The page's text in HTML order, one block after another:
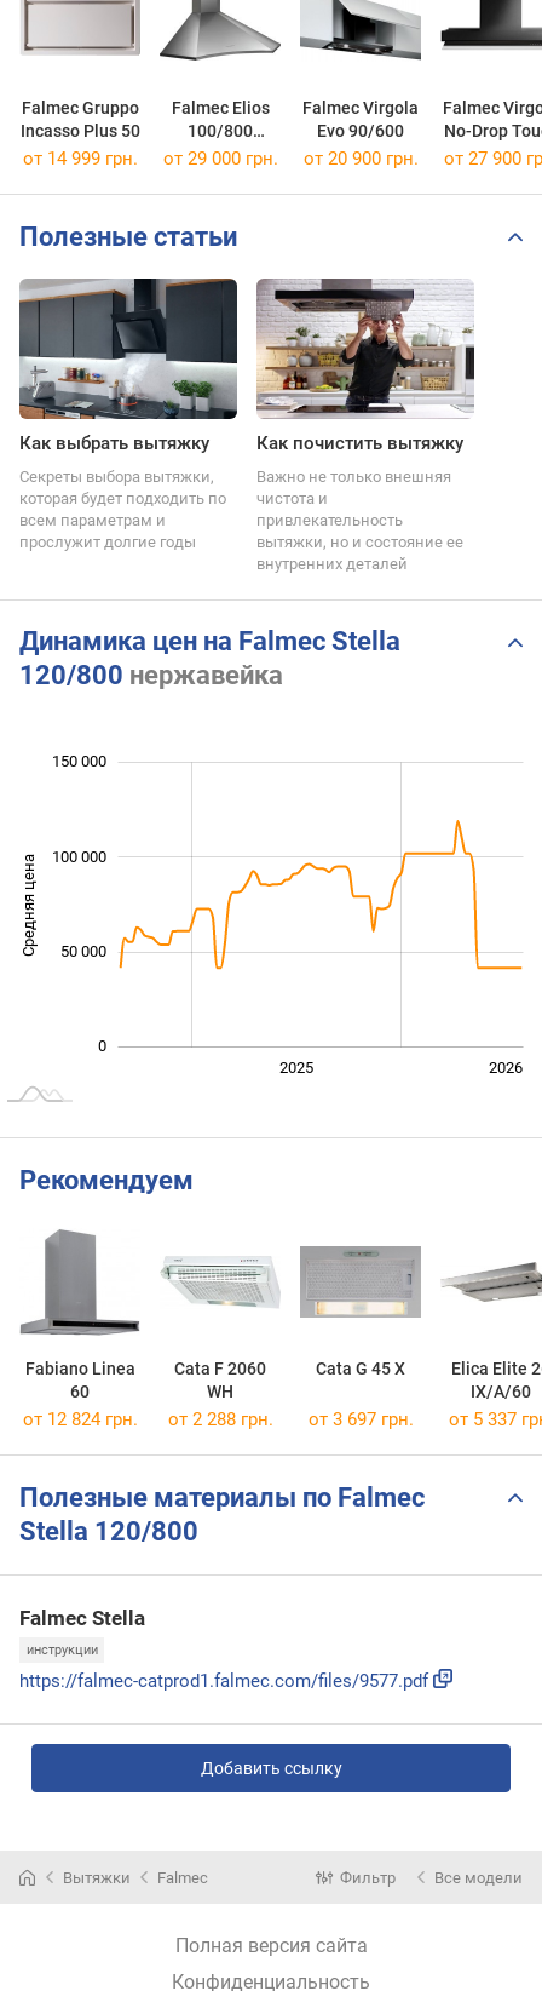
Falmec Gruppo
Incasso Plus 50
Falmec Elios
100/800
Angolo
Falmec Virgola
Evo 90/600
Falmec
No-Drop
60
от 14 999 грн. от 29 000 грн. от 20 900 грн. от 27 900
Полезные статьи
Как выбрать вытяжку
Секреты выбора вытяжки,
которая будет подходить по
всем параметрам и
прослужит долгие годы
Как почистить вытяжку
Важно не только внешняя
чистота и
привлекательность
вытяжки, но и состояние ее
внутренних деталей
Динамика цен на Falmec Stella
120/800 нержавейка
Средняя цена
0
150 000
100 000
50 000
2025 2026
Рекомендуем
Fabiano Linea
60
Cata F 2060
WH
Cata G 45 X
Elica Elite
IX/A/60
от 12 824 грн. от 2 288 грн. от 3 697 грн. от 5 337
Полезные материалы по Falmec
Stella 120/800
Falmec Stella
инструкции
https://falmec-catprod1.falmec.com/files/9577.pdf
Добавить ссылку
Вытяжки Falmec Фильтр Все модели
Полная версия сайта
Конфиденциальность